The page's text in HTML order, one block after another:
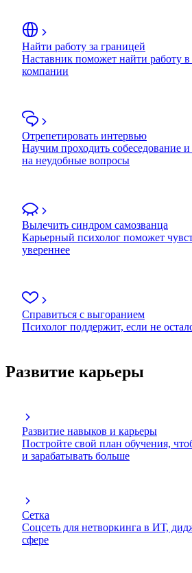
Найти работу за границей
Наставник поможет найти работу
компании
Отрепетировать интервью
Научим проходить собеседование и
на неудобные вопросы
Вылечить синдром самозванца
Карьерный психолог поможет
увереннее
Справиться с выгоранием
Психолог поддержит, если не
Развитие карьеры
Развитие навыков и карьеры
Постройте свой план обучения,
и зарабатывать больше
Сетка
Соцсеть для нетворкинга в ИТ,
сфере